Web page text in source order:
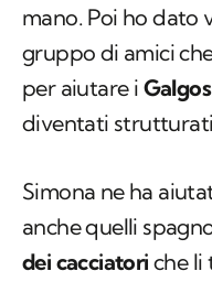
mano. Poi ho dato
gruppo di amici
per aiutare i Galgos
diventati
Simona ne ha
anche quelli
dei cacciatori che li